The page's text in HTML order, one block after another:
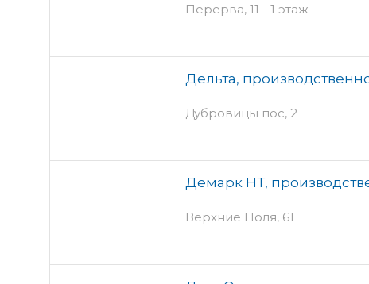
Перерва, 11 - 1 этаж
Дельта,
Дубровицы пос, 2
Демарк НТ,
Верхние Поля, 61